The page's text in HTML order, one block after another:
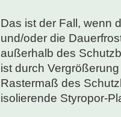
Das ist der Fall, wenn
und/oder die
außerhalb des
ist durch
Rastermaß des
isolierende Styropor-